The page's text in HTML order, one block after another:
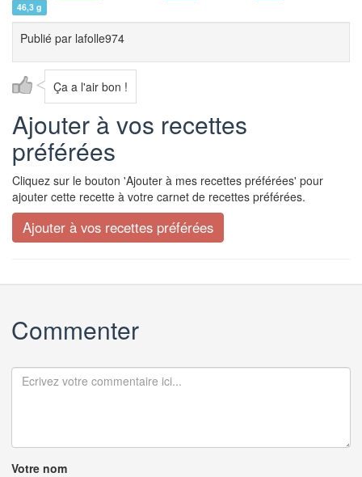
46,3 g
Publié par lafolle974
Ça a l'air bon !
Ajouter à vos recettes
préférées
Cliquez sur le bouton 'Ajouter à mes recettes préférées' pour
ajouter cette recette à votre carnet de recettes préférées.
Commenter
Votre nom